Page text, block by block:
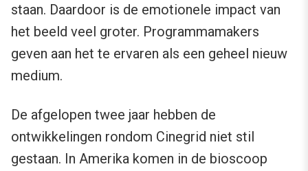
staan. Daardoor is de emotionele impact van
het beeld veel groter. Programmamakers
geven aan het te ervaren als een geheel nieuw
medium.
De afgelopen twee jaar hebben de
ontwikkelingen rondom Cinegrid niet stil
gestaan. In Amerika komen in de bioscoop